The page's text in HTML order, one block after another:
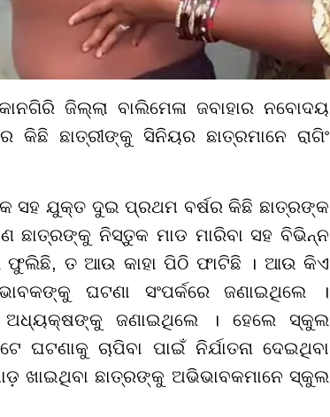
ଜିଲ୍ଲା ବାଲିମେଳା ଜବାହାର ନବୋଦୟ
କିଛି ଛାତ୍ରୀଙ୍କୁ ସିନିୟର ଛାତ୍ରମାନେ ରାଗିଂ
ସହ ଯୁକ୍ତ ଦୁଇ ପ୍ରଥମ ବର୍ଷର କିଛି ଛାତ୍ରଙ୍କ
ଛାତ୍ରଙ୍କୁ ନିସ୍ତୁକ ମାଡ ମାରିବା ସହ ବିଭିନ୍ନ
ଫୁଲିଛି, ତ ଆଉ କାହା ପିଠି ଫାଟିଛି । ଆଉ କିଏ
ଘଟଣା ସଂପର୍କରେ ଜଣାଇଥିଲେ ।
ଅଧ୍ୟକ୍ଷଙ୍କୁ ଜଣାଇଥିଲେ । ହେଲେ ସ୍କୁଲ
ଚାପିବା ପାଇଁ ନିର୍ଯାତନା ଦେଇଥିବା
ଖାଇଥିବା ଛାତ୍ରଙ୍କୁ ଅଭିଭାବକମାନେ ସ୍କୁଲ